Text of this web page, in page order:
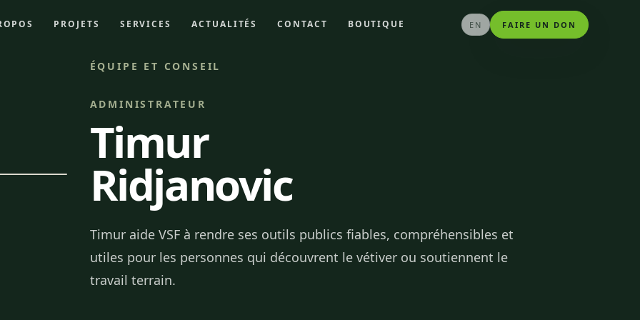
PROJETS SERVICES ACTUALITÉS CONTACT BOUTIQUE EN FAIRE UN DON
ÉQUIPE ET CONSEIL
ADMINISTRATEUR
Timur
Ridjanovic
Timur aide VSF à rendre ses outils publics fiables, compréhensibles et
utiles pour les personnes qui découvrent le vétiver ou soutiennent le
travail terrain.